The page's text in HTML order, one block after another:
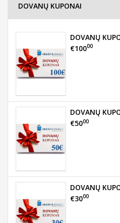
DOVANŲ KUPONAI
DOVANŲ
€10000
DOVANŲ
€5000
DOVANŲ
€3000